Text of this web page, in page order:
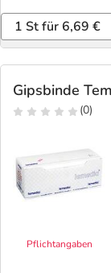
1 St für 6,69 €
Gipsbinde
(0)
Pflichtangaben